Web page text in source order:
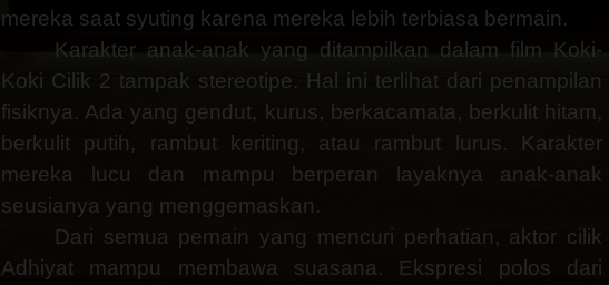
mereka saat syuting karena mereka lebih terbiasa bermain.
Karakter anak-anak yang ditampilkan dalam film Koki-
Koki Cilik 2 tampak stereotipe. Hal ini terlihat dari penampilan
fisiknya. Ada yang gendut, kurus, berkacamata, berkulit hitam,
berkulit putih, rambut keriting, atau rambut lurus. Karakter
mereka lucu dan mampu berperan layaknya anak-anak
seusianya yang menggemaskan.
Dari semua pemain yang mencuri perhatian, aktor cilik
Adhiyat mampu membawa suasana. Ekspresi polos dari